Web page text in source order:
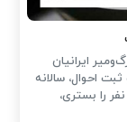
ایرانیان
احوال، سالانه
نفر را بستری،